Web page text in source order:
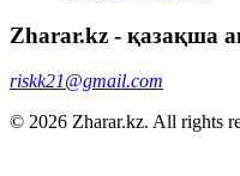
Zharar.kz - қазақша
riskk21@gmail.com
© 2026 Zharar.kz. All rights